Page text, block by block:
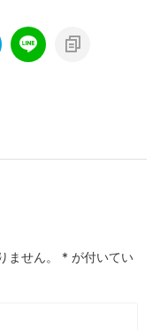
ません。 * が付いてい